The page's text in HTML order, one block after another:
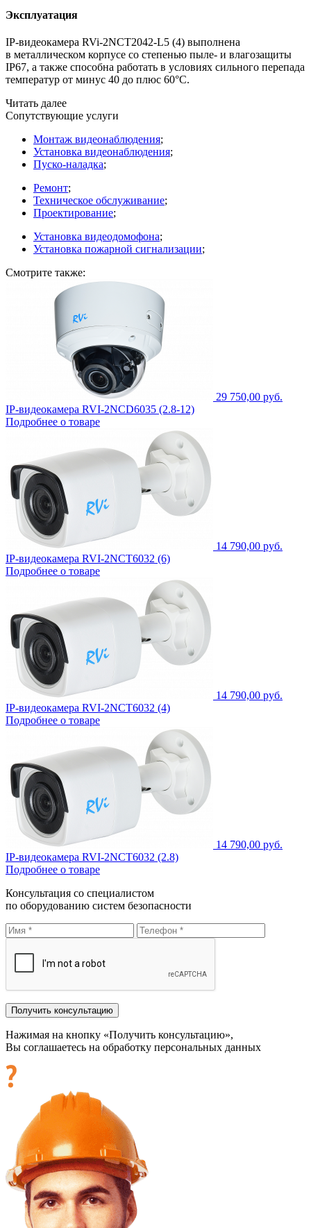
Эксплуатация
IP-видеокамера RVi-2NCT2042-L5 (4) выполнена
в металлическом корпусе со степенью пыле- и влагозащиты
IP67, а также способна работать в условиях сильного перепада
температур от минус 40 до плюс 60°С.
Читать далее
Сопутствующие услуги
Монтаж видеонаблюдения;
Установка видеонаблюдения;
Пуско-наладка;
Ремонт;
Техническое обслуживание;
Проектирование;
Установка видеодомофона;
Установка пожарной сигнализации;
Смотрите также:
29 750,00 руб.
IP-видеокамера RVI-2NCD6035 (2.8-12)
Подробнее о товаре
14 790,00 руб.
IP-видеокамера RVI-2NCT6032 (6)
Подробнее о товаре
14 790,00 руб.
IP-видеокамера RVI-2NCT6032 (4)
Подробнее о товаре
14 790,00 руб.
IP-видеокамера RVI-2NCT6032 (2.8)
Подробнее о товаре
Консультация со специалистом
по оборудованию систем безопасности
Нажимая на кнопку «Получить консультацию»,
Вы соглашаетесь на обработку персональных данных